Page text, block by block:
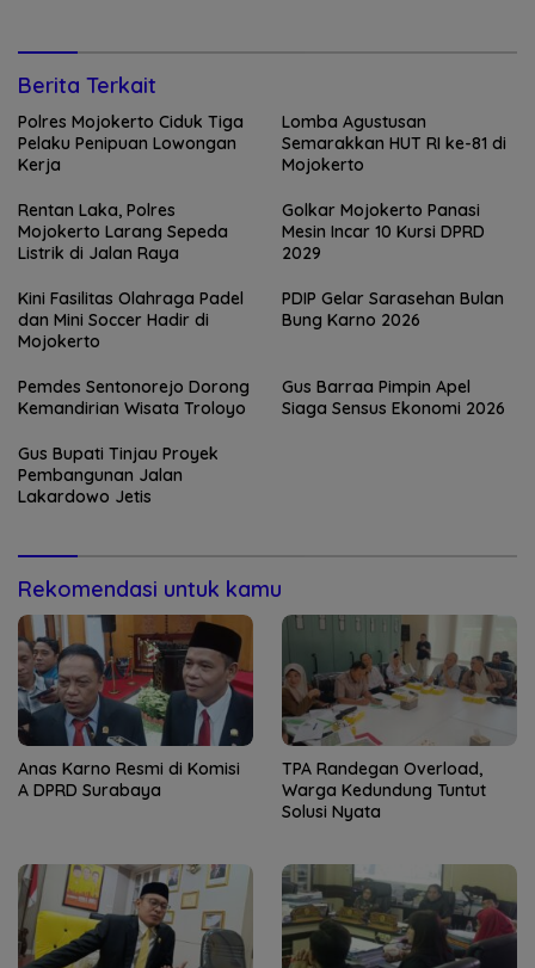
Berita Terkait
Polres Mojokerto Ciduk Tiga
Pelaku Penipuan Lowongan
Kerja
Lomba Agustusan
Semarakkan HUT RI ke-81 di
Mojokerto
Rentan Laka, Polres
Mojokerto Larang Sepeda
Listrik di Jalan Raya
Golkar Mojokerto Panasi
Mesin Incar 10 Kursi DPRD
2029
Kini Fasilitas Olahraga Padel
dan Mini Soccer Hadir di
Mojokerto
PDIP Gelar Sarasehan Bulan
Bung Karno 2026
Pemdes Sentonorejo Dorong
Kemandirian Wisata Troloyo
Gus Barraa Pimpin Apel
Siaga Sensus Ekonomi 2026
Gus Bupati Tinjau Proyek
Pembangunan Jalan
Lakardowo Jetis
Rekomendasi untuk kamu
Anas Karno Resmi di Komisi
A DPRD Surabaya
TPA Randegan Overload,
Warga Kedundung Tuntut
Solusi Nyata